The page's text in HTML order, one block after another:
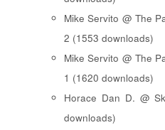
Mike Servito @ The
2 (1553 downloads)
Mike Servito @ The
1 (1620 downloads)
Horace Dan D. @
downloads)